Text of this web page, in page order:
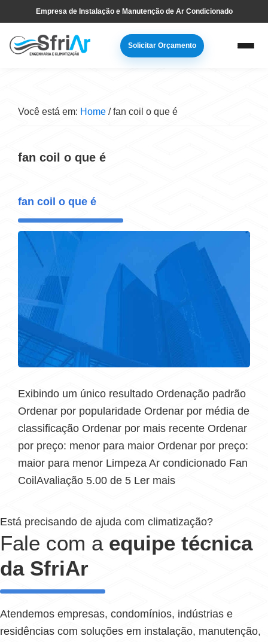
para
navegação
to
main
Empresa de Instalação e Manutenção de Ar Condicionado
Solicitar Orçamento
Você está em: Home /fan coil o que é
fan coil o que é
fan coil o que é
Exibindo um único resultado Ordenação padrão
Ordenar por popularidade Ordenar por média de
classificação Ordenar por mais recente Ordenar
por preço: menor para maior Ordenar por preço:
maior para menor Limpeza Ar condicionado Fan
CoilAvaliação 5.00 de 5 Ler mais
Está precisando de ajuda com climatização?
Fale com a equipe técnica
da SfriAr
Atendemos empresas, condomínios, indústrias e
residências com soluções em instalação, manutenção,